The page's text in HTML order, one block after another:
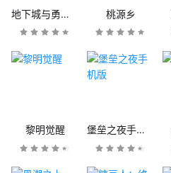
地下城与勇士M 桃源乡
黎明觉醒 堡垒之夜手机版